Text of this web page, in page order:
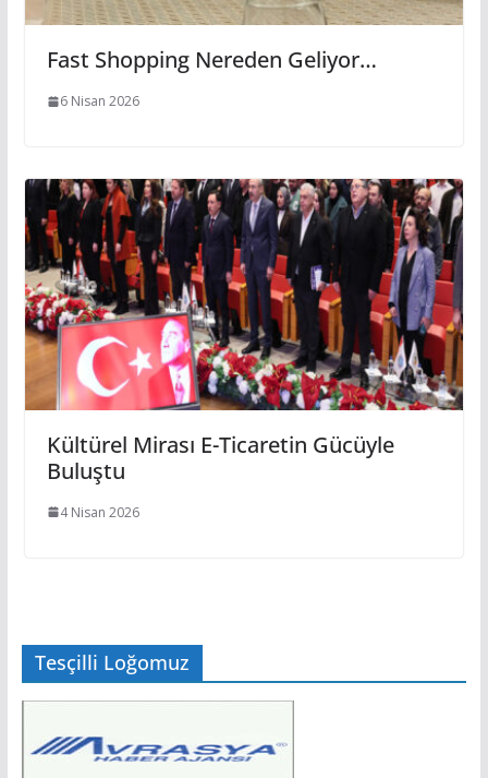
Fast Shopping Nereden Geliyor…
6 Nisan 2026
Kültürel Mirası E-Ticaretin Gücüyle
Buluştu
4 Nisan 2026
Tesçilli Loğomuz